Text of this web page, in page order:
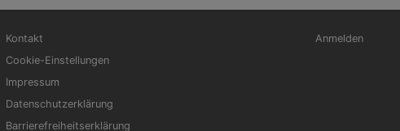
Fußbereichsmenü
Kontakt
Cookie-Einstellungen
Impressum
Datenschutzerklärung
Barrierefreiheitserklärung
Benutzermenü
Anmelden